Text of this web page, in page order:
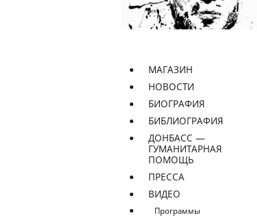
МАГАЗИН
НОВОСТИ
БИОГРАФИЯ
БИБЛИОГРАФИЯ
ДОНБАСС —
ГУМАНИТАРНАЯ
ПОМОЩЬ
ПРЕССА
ВИДЕО
Программы